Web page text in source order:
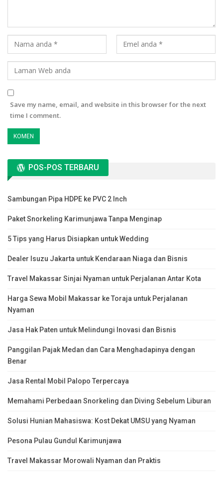
Save my name, email, and website in this browser for the next
time I comment.
POS-POS TERBARU
Sambungan Pipa HDPE ke PVC 2 Inch
Paket Snorkeling Karimunjawa Tanpa Menginap
5 Tips yang Harus Disiapkan untuk Wedding
Dealer Isuzu Jakarta untuk Kendaraan Niaga dan Bisnis
Travel Makassar Sinjai Nyaman untuk Perjalanan Antar Kota
Harga Sewa Mobil Makassar ke Toraja untuk Perjalanan
Nyaman
Jasa Hak Paten untuk Melindungi Inovasi dan Bisnis
Panggilan Pajak Medan dan Cara Menghadapinya dengan
Benar
Jasa Rental Mobil Palopo Terpercaya
Memahami Perbedaan Snorkeling dan Diving Sebelum Liburan
Solusi Hunian Mahasiswa: Kost Dekat UMSU yang Nyaman
Pesona Pulau Gundul Karimunjawa
Travel Makassar Morowali Nyaman dan Praktis